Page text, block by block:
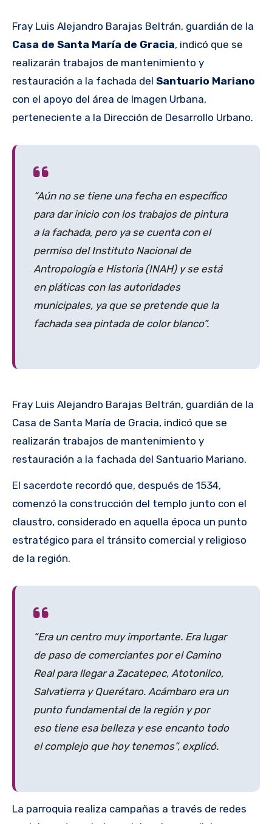
Fray Luis Alejandro Barajas Beltrán, guardián de la
Casa de Santa María de Gracia, indicó que se
realizarán trabajos de mantenimiento y
restauración a la fachada del Santuario Mariano
con el apoyo del área de Imagen Urbana,
perteneciente a la Dirección de Desarrollo Urbano.
“Aún no se tiene una fecha en específico
para dar inicio con los trabajos de pintura
a la fachada, pero ya se cuenta con el
permiso del Instituto Nacional de
Antropología e Historia (INAH) y se está
en pláticas con las autoridades
municipales, ya que se pretende que la
fachada sea pintada de color blanco”.
Fray Luis Alejandro Barajas Beltrán, guardián de la
Casa de Santa María de Gracia, indicó que se
realizarán trabajos de mantenimiento y
restauración a la fachada del Santuario Mariano.
El sacerdote recordó que, después de 1534,
comenzó la construcción del templo junto con el
claustro, considerado en aquella época un punto
estratégico para el tránsito comercial y religioso
de la región.
“Era un centro muy importante. Era lugar
de paso de comerciantes por el Camino
Real para llegar a Zacatepec, Atotonilco,
Salvatierra y Querétaro. Acámbaro era un
punto fundamental de la región y por
eso tiene esa belleza y ese encanto todo
el complejo que hoy tenemos”, explicó.
La parroquia realiza campañas a través de redes